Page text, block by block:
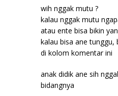
wih nggak mutu ?
kalau nggak mutu
atau ente bisa bikin
kalau bisa ane
di kolom komentar ini
anak didik ane sih
bidangnya